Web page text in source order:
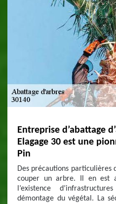
Entreprise d’abattage
Elagage 30 est une
Pin
Des précautions particulières
couper un arbre. Il en est
l’existence
démontage du végétal. La